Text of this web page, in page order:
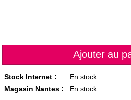
Stock Internet :
En stock
Magasin Nantes :
En stock